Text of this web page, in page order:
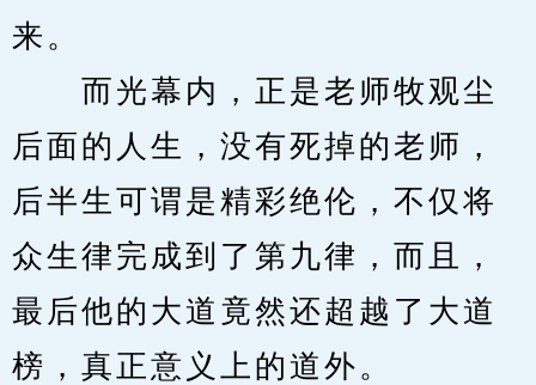
来。
而光幕内，正是老师牧观尘
后面的人生，没有死掉的老师，
后半生可谓是精彩绝伦，不仅将
众生律完成到了第九律，而且，
最后他的大道竟然还超越了大道
榜，真正意义上的道外。